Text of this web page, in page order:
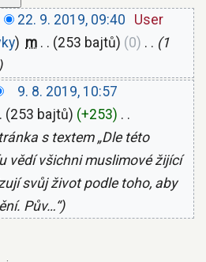
22. 9. 2019, 09:40
User
m 253 bajtů 0
1
9. 8. 2019, 10:57
253 bajtů +253
s textem „Dle této
vědí všichni muslimové žijící
svůj život podle toho, aby
Pův…“